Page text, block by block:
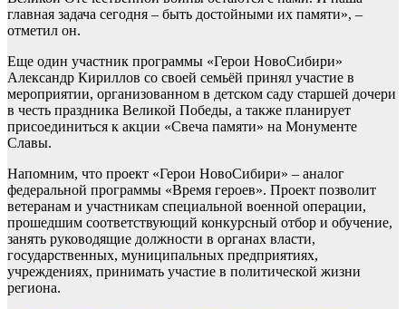
главная задача сегодня – быть достойными их памяти», –
отметил он.
Еще один участник программы «Герои НовоСибири»
Александр Кириллов со своей семьёй принял участие в
мероприятии, организованном в детском саду старшей дочери
в честь праздника Великой Победы, а также планирует
присоединиться к акции «Свеча памяти» на Монументе
Славы.
Напомним, что проект «Герои НовоСибири» – аналог
федеральной программы «Время героев». Проект позволит
ветеранам и участникам специальной военной операции,
прошедшим соответствующий конкурсный отбор и обучение,
занять руководящие должности в органах власти,
государственных, муниципальных предприятиях,
учреждениях, принимать участие в политической жизни
региона.